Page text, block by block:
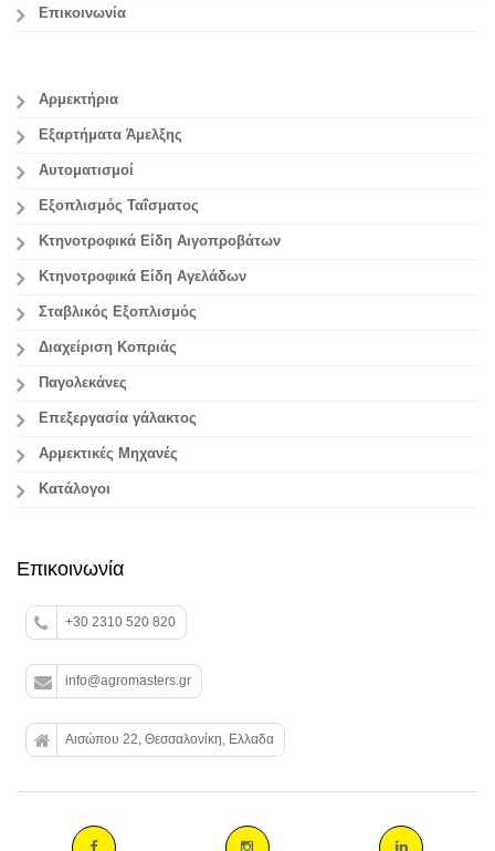
Επικοινωνία
Αρμεκτήρια
Εξαρτήματα Άμελξης
Αυτοματισμοί
Εξοπλισμός Ταΐσματος
Κτηνοτροφικά Είδη Αιγοπροβάτων
Κτηνοτροφικά Είδη Αγελάδων
Σταβλικός Εξοπλισμός
Διαχείριση Κοπριάς
Παγολεκάνες
Επεξεργασία γάλακτος
Aρμεκτικές Μηχανές
Κατάλογοι
Επικοινωνία
+30 2310 520 820
info@agromasters.gr
Αισώπου 22, Θεσσαλονίκη, Ελλαδα